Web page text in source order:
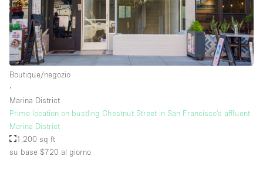
Boutique/negozio
∙
Marina District
Prime location on bustling Chestnut Street in San Francisco's affluent
Marina District
1,200 sq ft
su base $720 al giorno